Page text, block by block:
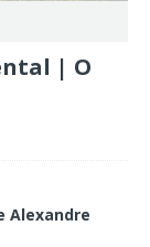
| O
Alexandre